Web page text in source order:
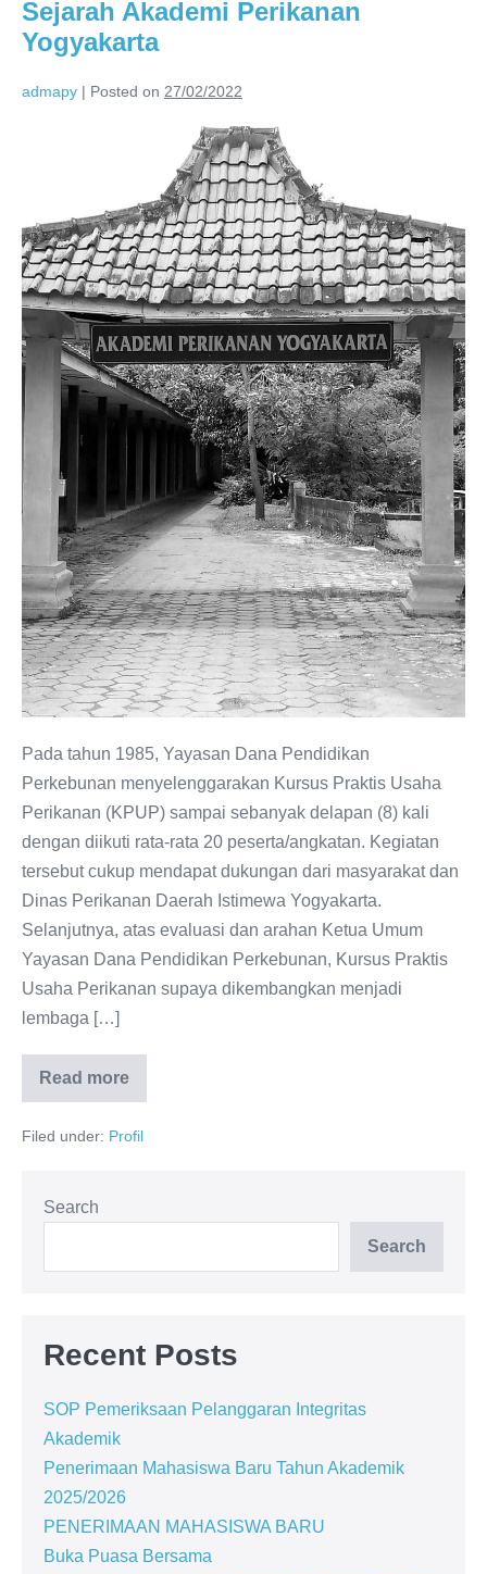
Sejarah Akademi Perikanan
Yogyakarta
admapy | Posted on 27/02/2022
Pada tahun 1985, Yayasan Dana Pendidikan
Perkebunan menyelenggarakan Kursus Praktis Usaha
Perikanan (KPUP) sampai sebanyak delapan (8) kali
dengan diikuti rata-rata 20 peserta/angkatan. Kegiatan
tersebut cukup mendapat dukungan dari masyarakat dan
Dinas Perikanan Daerah Istimewa Yogyakarta.
Selanjutnya, atas evaluasi dan arahan Ketua Umum
Yayasan Dana Pendidikan Perkebunan, Kursus Praktis
Usaha Perikanan supaya dikembangkan menjadi
lembaga […]
Read more
Filed under: Profil
Search
Search
Recent Posts
SOP Pemeriksaan Pelanggaran Integritas
Akademik
Penerimaan Mahasiswa Baru Tahun Akademik
2025/2026
PENERIMAAN MAHASISWA BARU
Buka Puasa Bersama